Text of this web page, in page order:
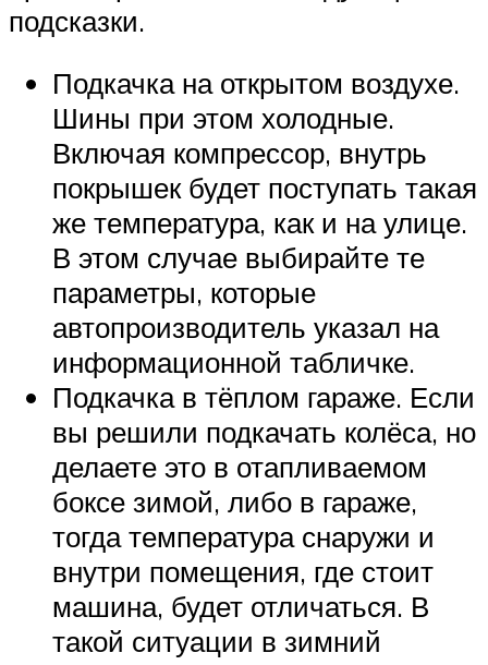
подсказки.
Подкачка на открытом воздухе.
Шины при этом холодные.
Включая компрессор, внутрь
покрышек будет поступать такая
же температура, как и на улице.
В этом случае выбирайте те
параметры, которые
автопроизводитель указал на
информационной табличке.
Подкачка в тёплом гараже. Если
вы решили подкачать колёса, но
делаете это в отапливаемом
боксе зимой, либо в гараже,
тогда температура снаружи и
внутри помещения, где стоит
машина, будет отличаться. В
такой ситуации в зимний